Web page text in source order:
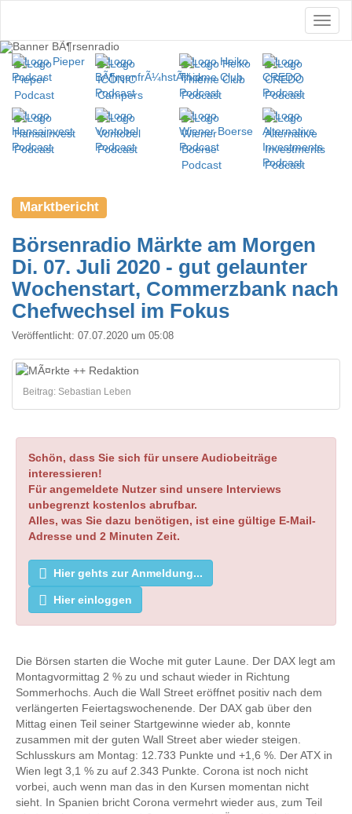
Marktbericht
Börsenradio Märkte am Morgen
Di. 07. Juli 2020 - gut gelaunter
Wochenstart, Commerzbank nach
Chefwechsel im Fokus
Veröffentlicht: 07.07.2020 um 05:08
Beitrag: Sebastian Leben
Schön, dass Sie sich für unsere Audiobeiträge
interessieren!
Für angemeldete Nutzer sind unsere Interviews
unbegrenzt kostenlos abrufbar.
Alles, was Sie dazu benötigen, ist eine gültige E-Mail-
Adresse und 2 Minuten Zeit.
Hier gehts zur Anmeldung...
Hier einloggen
Die Börsen starten die Woche mit guter Laune. Der DAX legt am
Montagvormittag 2 % zu und schaut wieder in Richtung
Sommerhochs. Auch die Wall Street eröffnet positiv nach dem
verlängerten Feiertagswochenende. Der DAX gab über den
Mittag einen Teil seiner Startgewinne wieder ab, konnte
zusammen mit der guten Wall Street aber wieder steigen.
Schlusskurs am Montag: 12.733 Punkte und +1,6 %. Der ATX in
Wien legt 3,1 % zu auf 2.343 Punkte. Corona ist noch nicht
vorbei, auch wenn man das in den Kursen momentan nicht
sieht. In Spanien bricht Corona vermehrt wieder aus, zum Teil